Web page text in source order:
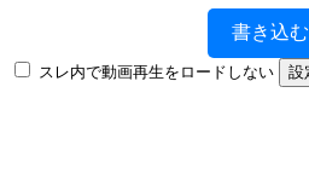
書き込む
スレ内で動画再生をロードしない